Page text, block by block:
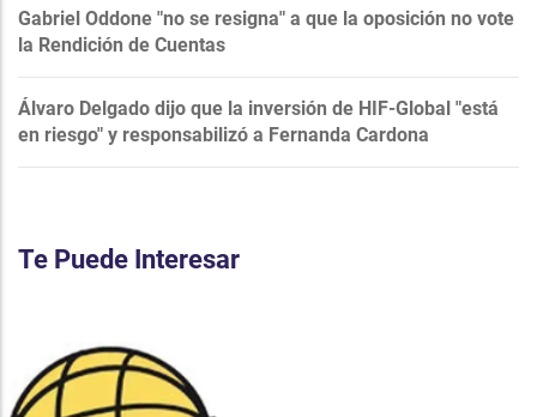
Gabriel Oddone "no se resigna" a que la oposición no vote
la Rendición de Cuentas
Álvaro Delgado dijo que la inversión de HIF-Global "está
en riesgo" y responsabilizó a Fernanda Cardona
Te Puede Interesar